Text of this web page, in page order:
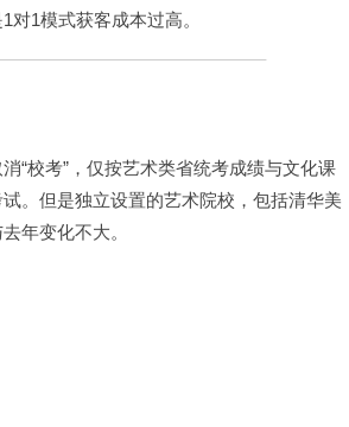
1模式获客成本过高。
“校考”，仅按艺术类省统考成绩与文化课
。但是独立设置的艺术院校，包括清华美
年变化不大。